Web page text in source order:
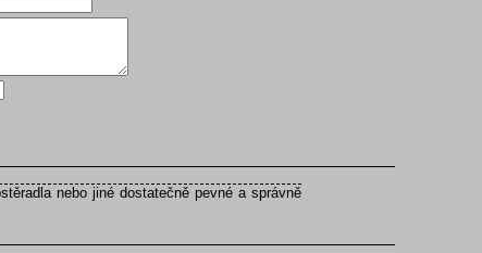
nebo jiné dostatečně pevné a správně